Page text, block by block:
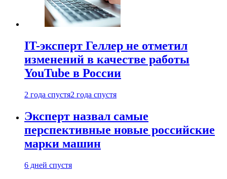
IT-эксперт Геллер не отметил
изменений в качестве работы
YouTube в России
2 года спустя2 года спустя
Эксперт назвал самые
перспективные новые российские
марки машин
6 дней спустя